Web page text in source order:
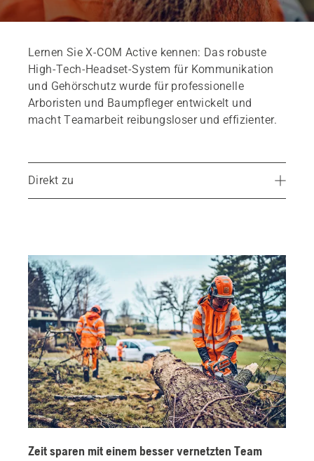
Lernen Sie X-COM Active kennen: Das robuste
High-Tech-Headset-System für Kommunikation
und Gehörschutz wurde für professionelle
Arboristen und Baumpfleger entwickelt und
macht Teamarbeit reibungsloser und effizienter.
Direkt zu
Vorteile von X-COM Active
Die Geschichte hinter X-COM Active
Geräteübersicht
Weitere Informationen
Zeit sparen mit einem besser vernetzten Team